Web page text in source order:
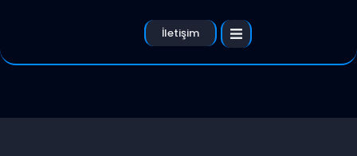
İletişim